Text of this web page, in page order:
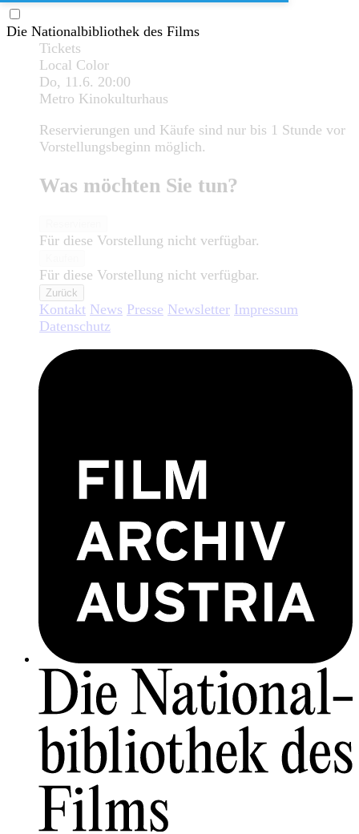
Die Nationalbibliothek des Films
Tickets
Local Color
Do, 11.6. 20:00
Metro Kinokulturhaus
Reservierungen und Käufe sind nur bis 1 Stunde vor
Vorstellungsbeginn möglich.
Was möchten Sie tun?
Für diese Vorstellung nicht verfügbar.
Für diese Vorstellung nicht verfügbar.
Zurück
Kontakt News Presse Newsletter Impressum
Datenschutz